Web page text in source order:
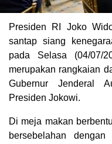
Presiden RI Joko
santap siang
pada Selasa (04/07/
merupakan rangkaian
Gubernur Jenderal
Presiden Jokowi.
Di meja makan
bersebelahan